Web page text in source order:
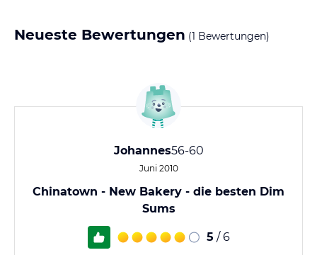
Neueste Bewertungen (1 Bewertungen)
Johannes56-60
Juni 2010
Chinatown - New Bakery - die besten Dim
Sums
5 / 6